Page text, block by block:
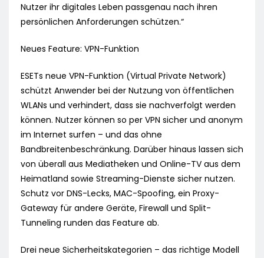
Nutzer ihr digitales Leben passgenau nach ihren
persönlichen Anforderungen schützen.“
Neues Feature: VPN-Funktion
ESETs neue VPN-Funktion (Virtual Private Network)
schützt Anwender bei der Nutzung von öffentlichen
WLANs und verhindert, dass sie nachverfolgt werden
können. Nutzer können so per VPN sicher und anonym
im Internet surfen – und das ohne
Bandbreitenbeschränkung. Darüber hinaus lassen sich
von überall aus Mediatheken und Online-TV aus dem
Heimatland sowie Streaming-Dienste sicher nutzen.
Schutz vor DNS-Lecks, MAC-Spoofing, ein Proxy-
Gateway für andere Geräte, Firewall und Split-
Tunneling runden das Feature ab.
Drei neue Sicherheitskategorien – das richtige Modell